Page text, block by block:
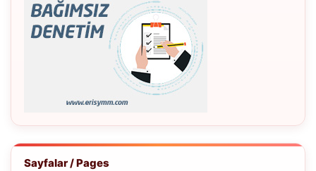
Sayfalar / Pages